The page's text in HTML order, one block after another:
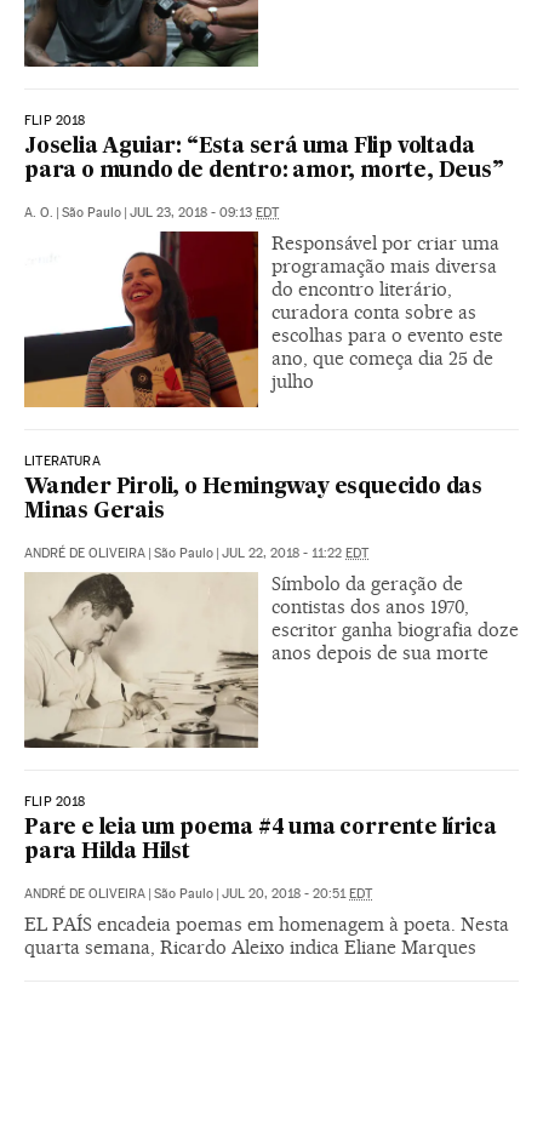
FLIP 2018
Joselia Aguiar: “Esta será uma Flip voltada
para o mundo de dentro: amor, morte, Deus”
A. O. | São Paulo | JUL 23, 2018 - 09:13 EDT
Responsável por criar uma
programação mais diversa
do encontro literário,
curadora conta sobre as
escolhas para o evento este
ano, que começa dia 25 de
julho
LITERATURA
Wander Piroli, o Hemingway esquecido das
Minas Gerais
ANDRÉ DE OLIVEIRA | São Paulo | JUL 22, 2018 - 11:22 EDT
Símbolo da geração de
contistas dos anos 1970,
escritor ganha biografia doze
anos depois de sua morte
FLIP 2018
Pare e leia um poema #4 uma corrente lírica
para Hilda Hilst
ANDRÉ DE OLIVEIRA | São Paulo | JUL 20, 2018 - 20:51EDT
EL PAÍS encadeia poemas em homenagem à poeta. Nesta
quarta semana, Ricardo Aleixo indica Eliane Marques